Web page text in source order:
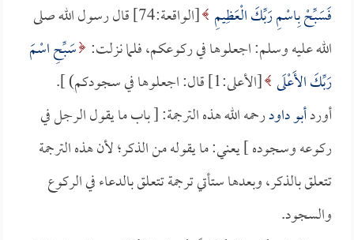
فَسَبِّحْ بِاسْمِ رَبِّكَ الْعَظِيمِ
[الواقعة:74] قال رسول الله صلى
الله عليه وسلم: اجعلوها في ركوعكم، فلما نزلت: سَبِّحِ اسْمَ
رَبِّكَ الأَعْلَى [الأعلى:1] قال: اجعلوها في سجودكم) ].
أوردأبو داودرحمه الله هذه الترجمة: [ باب ما يقول الرجل في
ركوعه وسجوده ] يعني: ما يقوله من الذكر؛ لأن هذه الترجمة
تتعلق بالذكر، وبعدها ستأتي ترجمة تتعلق بالدعاء في الركوع
والسجود.